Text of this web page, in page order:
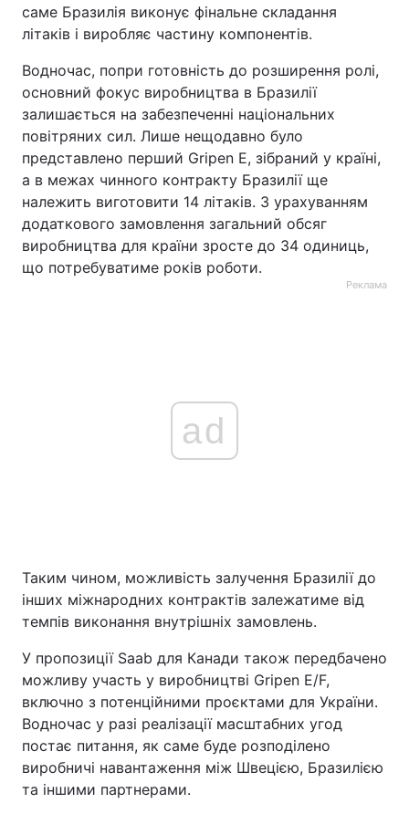
саме Бразилія виконує фінальне складання
літаків і виробляє частину компонентів.
Водночас, попри готовність до розширення ролі,
основний фокус виробництва в Бразилії
залишається на забезпеченні національних
повітряних сил. Лише нещодавно було
представлено перший Gripen E, зібраний у країні,
а в межах чинного контракту Бразилії ще
належить виготовити 14 літаків. З урахуванням
додаткового замовлення загальний обсяг
виробництва для країни зросте до 34 одиниць,
що потребуватиме років роботи.
Реклама
ad
Таким чином, можливість залучення Бразилії до
інших міжнародних контрактів залежатиме від
темпів виконання внутрішніх замовлень.
У пропозиції Saab для Канади також передбачено
можливу участь у виробництві Gripen E/F,
включно з потенційними проєктами для України.
Водночас у разі реалізації масштабних угод
постає питання, як саме буде розподілено
виробничі навантаження між Швецією, Бразилією
та іншими партнерами.